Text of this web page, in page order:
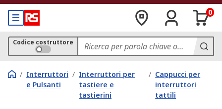
0
Codice costruttore
/ Interruttori
e Pulsanti
/ Interruttori per
tastiere e
tastierini
/ Cappucci per
interruttori
tattili